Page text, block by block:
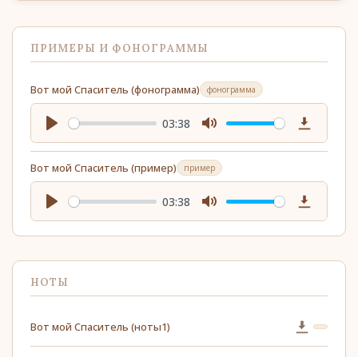
ПРИМЕРЫ И ФОНОГРАММЫ
Вот мой Спаситель (фонограмма) фонограмма
03:38
Download
Вот мой Спаситель (пример)
пример
03:38
Download
НОТЫ
Вот мой Спаситель (ноты1)